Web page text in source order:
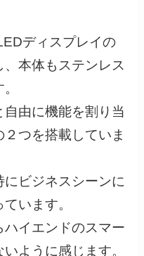
ディスプレイの
本体もステンレス
由に機能を割り当
つを搭載していま
ビジネスシーンに
います。
イエンドのスマー
ように感じます。